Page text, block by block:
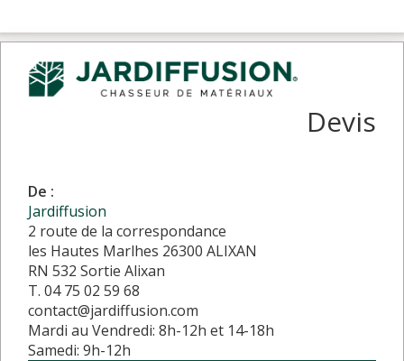
Devis
De :
Jardiffusion
2 route de la correspondance
les Hautes Marlhes 26300 ALIXAN
RN 532 Sortie Alixan
T. 04 75 02 59 68
contact@jardiffusion.com
Mardi au Vendredi: 8h-12h et 14-18h
Samedi: 9h-12h